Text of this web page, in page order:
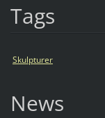
Tags
Skulpturer
News